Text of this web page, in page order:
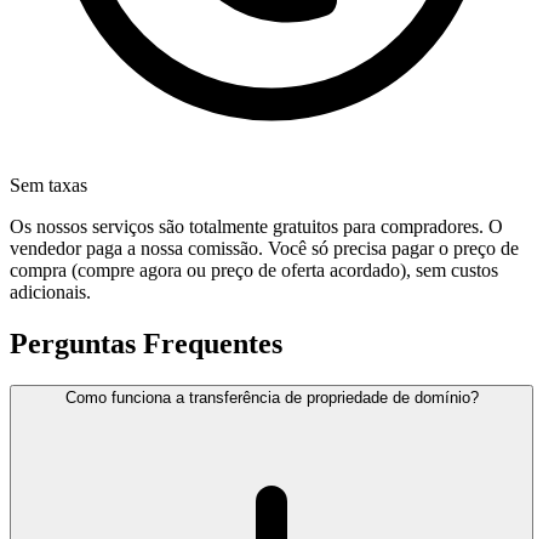
Sem taxas
Os nossos serviços são totalmente gratuitos para compradores. O
vendedor paga a nossa comissão. Você só precisa pagar o preço de
compra (compre agora ou preço de oferta acordado), sem custos
adicionais.
Perguntas Frequentes
Como funciona a transferência de propriedade de domínio?